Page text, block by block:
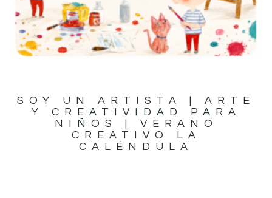
SOY UN ARTISTA | ARTE
Y CREATIVIDAD PARA
NIÑOS | VERANO
CREATIVO LA
CALÉNDULA